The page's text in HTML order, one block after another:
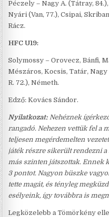
Péczely – Nagy A. (Tátray,
Nyári (Van, 77.), Csipai,
Rácz.
HFC U19:
Solymossy – Orovecz, Bánfi,
Mészáros, Kocsis, Tatár,
R. 72.), Németh.
Edző: Kovács Sándor.
Nyilatkozat: Nehéznek
rangadó. Nehezen vettük fel a
teljesen megérdemelten
játék részre sikerült rendezni a
más szinten játszottak. Ennek
3 pontot. Nagyon büszke
tette magát, és tényleg
esélyeink, így továbbra is
Legközelebb a Tömörkény